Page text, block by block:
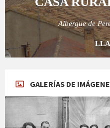
Albergue de
GALERÍAS DE